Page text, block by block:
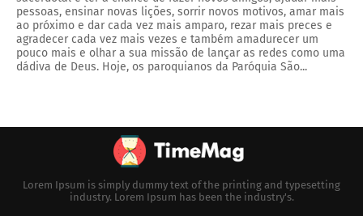
pessoas, ensinar novas lições, sorrir novos motivos, amar mais
ao próximo e dar cada vez mais amparo, rezar mais preces e
agradecer cada vez mais vezes e também amadurecer um
pouco mais e olhar a sua missão de lançar as redes como uma
dádiva de Deus. Hoje, os paroquianos da Paróquia São...
Lorem Ipsum is simply dummy text of the printing and typesetting
industry. Lorem Ipsum has been the industry's.